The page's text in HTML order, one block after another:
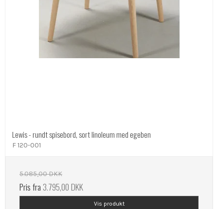
Lewis - rundt spisebord, sort linoleum med egeben
F 120-001
5.085,00 DKK
Pris fra 3.795,00 DKK
Vis produkt